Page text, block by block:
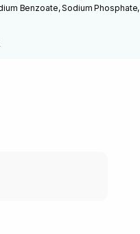
Benzoate, Sodium Phosphate,